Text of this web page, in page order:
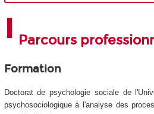
Parcours
Formation
Doctorat de psychologie sociale de
psychosociologique à l'analyse des